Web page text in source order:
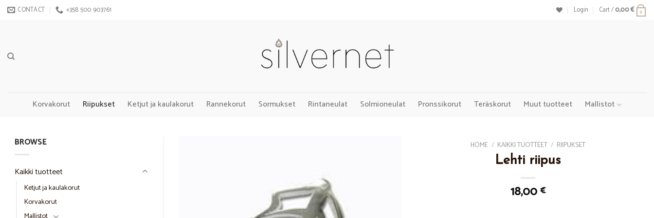
Skip CONTACT +358 500 903761 Login Cart /0,00€ 0
Korvakorut Riipukset Ketjut ja kaulakorut Rannekorut Sormukset Rintaneulat Solmioneulat Pronssikorut Teräskorut Muut tuotteet Mallistot
BROWSE
Kaikki tuotteet
Ketjut ja kaulakorut
Korvakorut
HOME / KAIKKI TUOTTEET / RIIPUKSET
Lehti riipus
18,00 €